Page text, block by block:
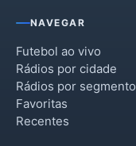
NAVEGAR
Futebol ao vivo
Rádios por cidade
Rádios por segmento
Favoritas
Recentes